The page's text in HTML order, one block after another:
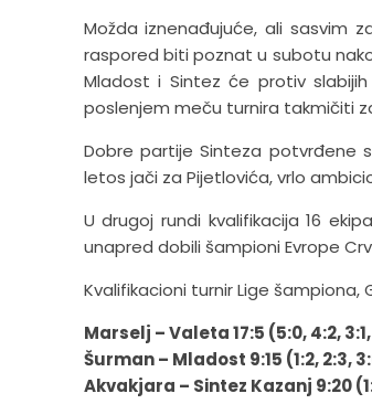
Možda iznenađujuće, ali sasvim
raspored biti poznat u subotu
Mladost i Sintez će protiv
poslenjem meču turnira takmičiti
Dobre partije Sinteza potvrđene
letos jači za Pijetlovića, vrlo
U drugoj rundi kvalifikacija 16
unapred dobili šampioni Evrope
Kvalifikacioni turnir Lige šampiona,
Marselj – Valeta 17:5 (5:0, 4:2,
Šurman – Mladost 9:15 (1:2, 2:3,
Akvakjara – Sintez Kazanj 9:20